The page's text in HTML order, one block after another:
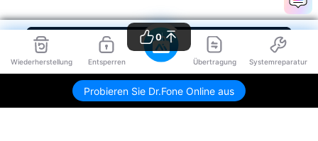
Wiederherstellung Entsperren Übertragung Systemreparatur
Probieren Sie Dr.Fone Online aus
0